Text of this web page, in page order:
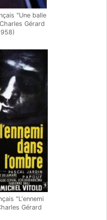
"Une balle
Gérard
"L'ennemi
Gérard